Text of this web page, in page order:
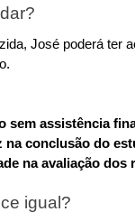
José poderá ter
sem assistência
na conclusão do
na avaliação dos
igual?